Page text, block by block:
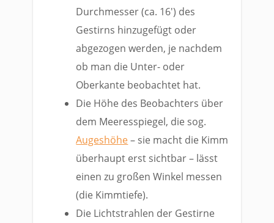
Durchmesser (ca. 16′) des
Gestirns hinzugefügt oder
abgezogen werden, je nachdem
ob man die Unter- oder
Oberkante beobachtet hat.
Die Höhe des Beobachters über
dem Meeresspiegel, die sog.
Augeshöhe– sie macht die Kimm
überhaupt erst sichtbar – lässt
einen zu großen Winkel messen
(die Kimmtiefe).
Die Lichtstrahlen der Gestirne